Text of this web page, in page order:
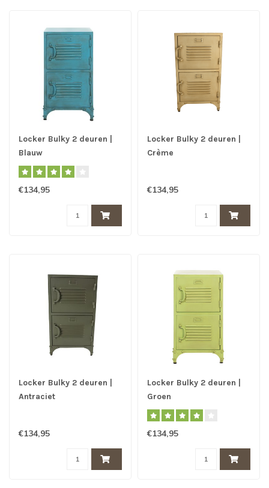
Locker Bulky 2 deuren |
Blauw
€134,95
Locker Bulky 2 deuren |
Crème
€134,95
Locker Bulky 2 deuren |
Antraciet
€134,95
Locker Bulky 2 deuren |
Groen
€134,95